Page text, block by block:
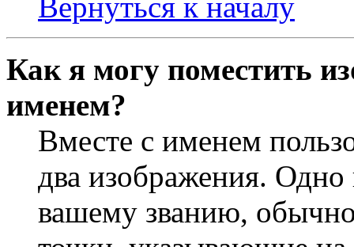
Вернуться к началу
Как я могу поместить
именем?
Вместе с именем
два изображения.
вашему званию, обычно